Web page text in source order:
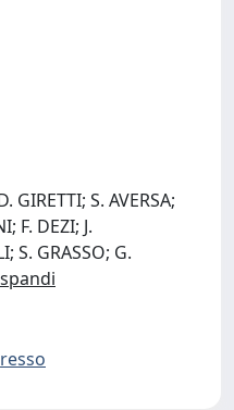
GIRETTI; S. AVERSA;
F. DEZI; J.
S. GRASSO; G.